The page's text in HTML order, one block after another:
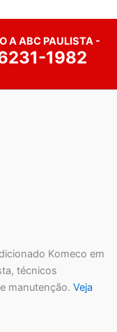
A ABC PAULISTA -
1982
Komeco em
técnicos
manutenção. Veja